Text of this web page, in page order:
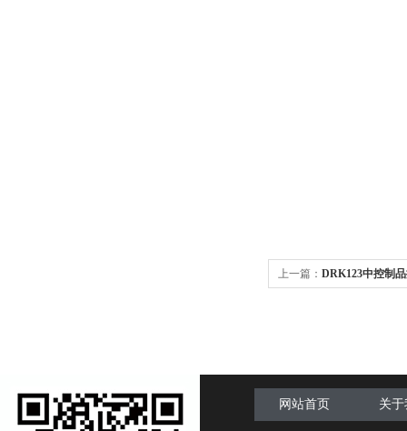
上一篇： DRK123中控制
网站首页 关